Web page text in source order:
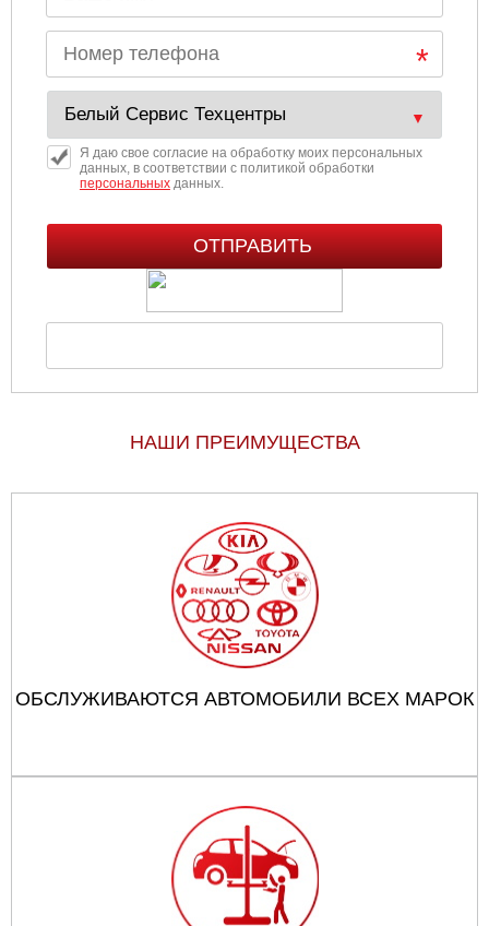
Челябинск
Череповец
Ярославль
Я даю свое согласие на обработку моих персональных
данных, в соответствии с политикой обработки
персональныхданных.
НАШИ ПРЕИМУЩЕСТВА
ОБСЛУЖИВАЮТСЯ АВТОМОБИЛИ ВСЕХ МАРОК